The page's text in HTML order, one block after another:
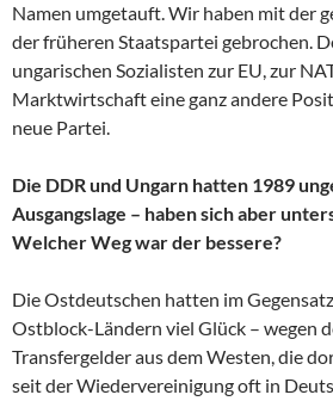
Namen umgetauft. Wir haben mit der
der früheren Staatspartei gebrochen.
ungarischen Sozialisten zur EU, zur
Marktwirtschaft eine ganz andere
neue Partei.
Die DDR und Ungarn hatten 1989
Ausgangslage – haben sich aber
Welcher Weg war der bessere?
Die Ostdeutschen hatten im
Ostblock-Ländern viel Glück – wegen
Transfergelder aus dem Westen, die
seit der Wiedervereinigung oft in